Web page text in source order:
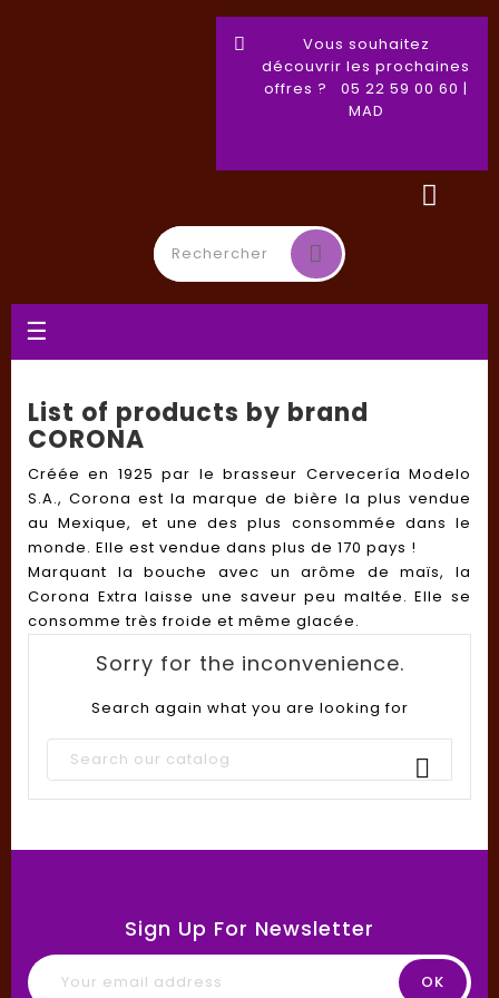
Vous souhaitez
découvrir les prochaines
offres ? 05 22 59 00 60 |
MAD
Toggle
navigation
☰
List of products by brand
CORONA
Créée en 1925 par le brasseur Cervecería Modelo
S.A., Corona est la marque de bière la plus vendue
au Mexique, et une des plus consommée dans le
monde. Elle est vendue dans plus de 170 pays !
Marquant la bouche avec un arôme de maïs, la
Corona Extra laisse une saveur peu maltée. Elle se
consomme très froide et même glacée.
Sorry for the inconvenience.
Search again what you are looking for

Sign Up For Newsletter